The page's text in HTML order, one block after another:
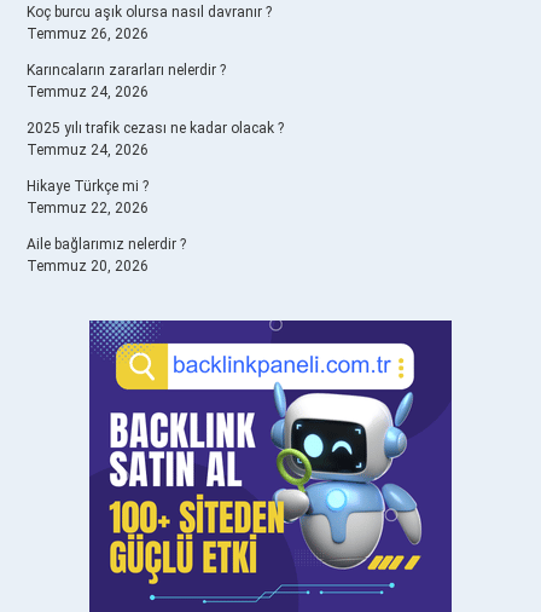
Koç burcu aşık olursa nasıl davranır ?
Temmuz 26, 2026
Karıncaların zararları nelerdir ?
Temmuz 24, 2026
2025 yılı trafik cezası ne kadar olacak ?
Temmuz 24, 2026
Hikaye Türkçe mi ?
Temmuz 22, 2026
Aile bağlarımız nelerdir ?
Temmuz 20, 2026